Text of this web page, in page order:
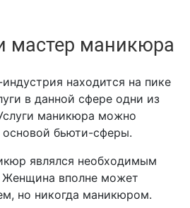
мастер маникюра
находится на пике
в данной сфере одни из
маникюра можно
основой бьюти-сферы.
являлся необходимым
Женщина вполне может
но никогда маникюром.